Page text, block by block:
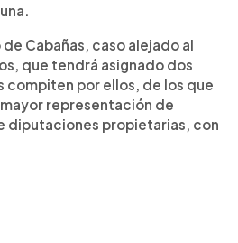
Cabañas, caso alejado al
que tendrá asignado dos
compiten por ellos, de los que
representación de
diputaciones propietarias, con